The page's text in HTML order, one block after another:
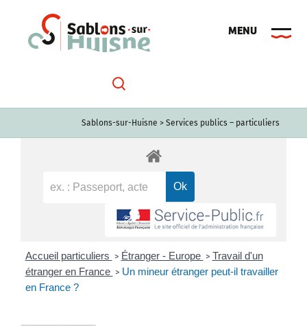
Sablons-sur-Huisne > Services publics – particuliers
Accueil particuliers > Étranger - Europe > Travail d'un
étranger en France > Un mineur étranger peut-il travailler
en France ?